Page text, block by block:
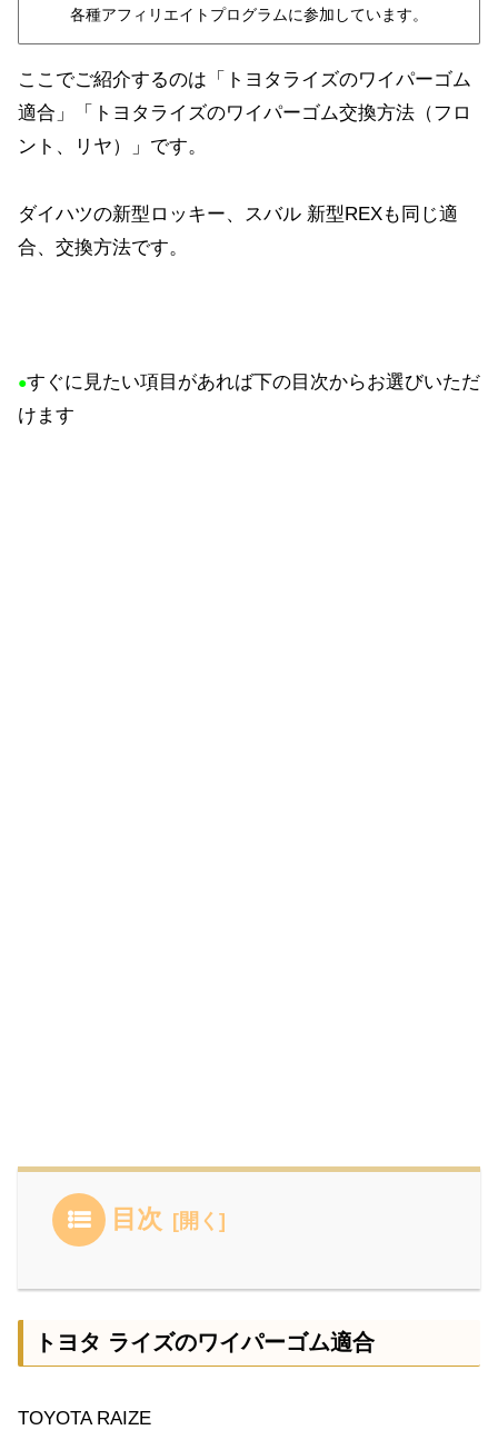
各種アフィリエイトプログラムに参加しています。
ここでご紹介するのは「トヨタライズのワイパーゴム
適合」「トヨタライズのワイパーゴム交換方法（フロ
ント、リヤ）」です。
ダイハツの新型ロッキー、スバル 新型REXも同じ適
合、交換方法です。
●すぐに見たい項目があれば下の目次からお選びいただ
けます
目次
トヨタ ライズのワイパーゴム適合
TOYOTA RAIZE